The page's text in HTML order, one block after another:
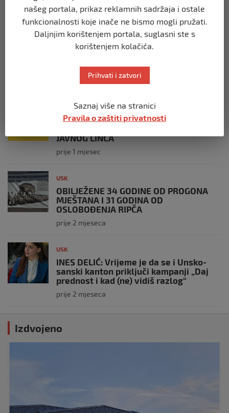
prije 3 tjedna
USK
ČLANOVI GO SDA BIHAĆ PRISUSTVOVALI
U BILJANIMA
prije 4 tjedna
PLATE U JAVNOM SEKTORU, REGISTAR I
JAVNOG LINČA
prije 1 mjesec
USK
OBILJEŽENE 34 GODINE OD PROGONA
MJEŠTANA I 31 GODINA OD
OSLOBOĐENJA RIPČA
prije 2 mjeseca
USK
INES DELIĆ: Vrijeme je da se i Unsko-
sanski kanton priključi kampanji „Daj
prednost i kad (ne) vidiš razlog“
prije 2 mjeseca
Izdvojeno
našeg portala, prikaz reklamnih sadržaja i ostale
funkcionalnosti koje inače ne bismo mogli pružati.
Daljnjim korištenjem portala, suglasni ste s
korištenjem kolačića.
Prihvati i zatvori
Saznaj više na stranici
Pravila o zaštiti privatnosti